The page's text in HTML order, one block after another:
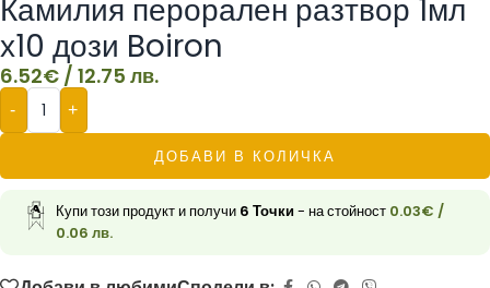
Камилия перорален разтвор 1мл
х10 дози Boiron
6.52€ / 12.75 лв.
- +
ДОБАВИ В КОЛИЧКА
Купи този продукт и получи 6 Точки- на стойност 0.03€ /
0.06 лв.